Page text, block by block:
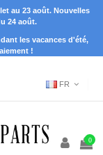
au 23 août. Nouvelles
24 août.
les vacances d'été,
!
FR
0